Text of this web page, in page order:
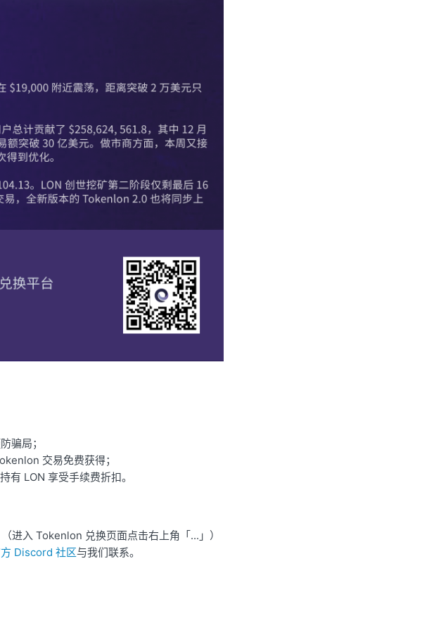
骗局；
交易免费获得；
有 LON 享受手续费折扣。
进入 Tokenlon 兑换页面点击右上角「...」）
Discord 社区与我们联系。